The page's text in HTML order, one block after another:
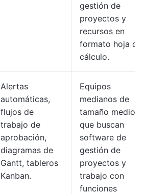
gestión de
proyectos y
recursos en
formato hoja de
cálculo.
Alertas
automáticas,
flujos de
trabajo de
aprobación,
diagramas de
Gantt, tableros
Kanban.
Equipos
medianos de
tamaño medio
que buscan
software de
gestión de
proyectos y
trabajo con
funciones